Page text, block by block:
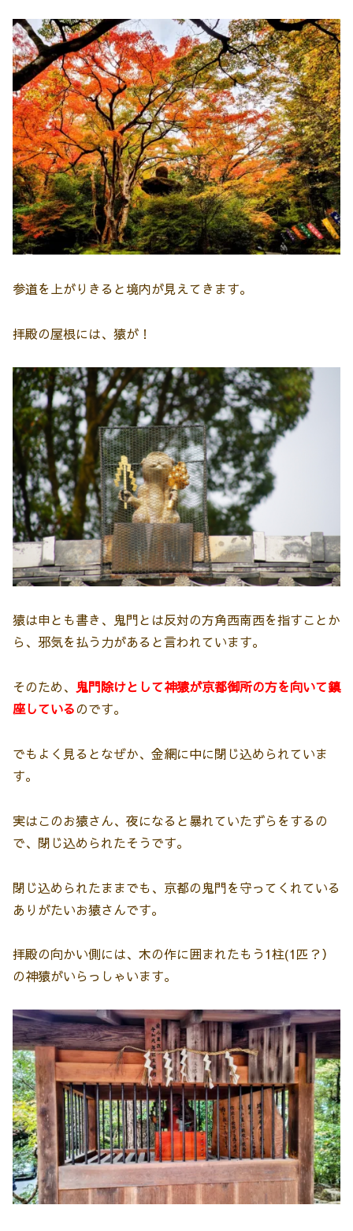
参道を上がりきると境内が見えてきます。
拝殿の屋根には、猿が！
猿は申とも書き、鬼門とは反対の方角西南西を指すことか
ら、邪気を払う力があると言われています。
そのため、 鬼門除けとして神猿が京都御所の方を向いて鎮
座しているのです。
でもよく見るとなぜか、金網に中に閉じ込められていま
す。
実はこのお猿さん、夜になると暴れていたずらをするの
で、閉じ込められたそうです。
閉じ込められたままでも、京都の鬼門を守ってくれている
ありがたいお猿さんです。
拝殿の向かい側には、木の作に囲まれたもう1柱(1匹？）
の神猿がいらっしゃいます。